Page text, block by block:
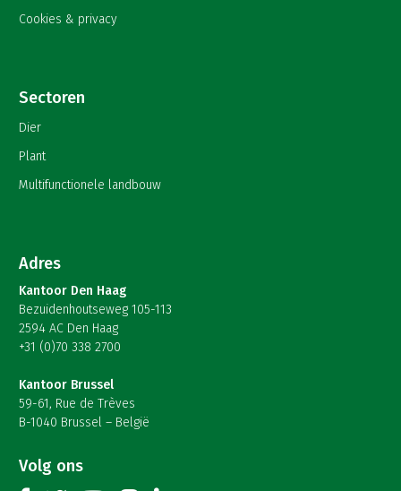
Cookies & privacy
Sectoren
Dier
Plant
Multifunctionele landbouw
Adres
Kantoor Den Haag
Bezuidenhoutseweg 105-113
2594 AC Den Haag
+31 (0)70 338 2700
Kantoor Brussel
59-61, Rue de Trèves
B-1040 Brussel – België
Volg ons